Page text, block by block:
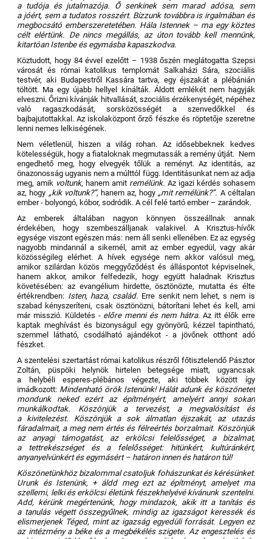
a tudója és jutalmazója. Ő senkinek sem marad adósa, sem
a jóért, sem a tudatos rosszért. Bízzunk továbbra is irgalmában és
megbocsátó emberszeretetében. Hála Istennek – ma egy köztes
célt elértünk. De nincs megállás, az úton tovább kell mennünk,
kitartóan Istenbe és egymásba kapaszkodva.
Köztudott, hogy 84 évvel ezelőtt – 1938 őszén meglátogatta Szepsi
városát és római katolikus templomát Salkaházi Sára, szociális
testvér, aki Budapestről Kassára tartva, egy éjszakát a plébánián
töltött. Ma egy újabb hellyel kínálták. Áldott emlékét nem hagyják
elveszni. Őrizni kívánják hitvallását, szociális érzékenységét, népéhez
való ragaszkodását, sorsközösségét a szenvedőkkel és
bajbajutottakkal. Az iskolaközpont őrző fészke és röptetője szeretne
lenni nemes lelkiségének.
Nem véletlenül, hiszen a világ rohan. Az idősebbeknek kedves
kötelességük, hogy a fiataloknak megmutassák a remény útját. Nem
engedhető meg, hogy elvegyék tőlük a reményt. Az identitás, az
önazonosság ugyanis nem a múlttól függ. Identitásunkat nem az adja
meg, amik voltunk, hanem amit remélünk. Az igazi kérdés sohasem
az, hogy „kik voltunk?”,hanem az, hogy „mit remélünk?”. A céltalan
ember - bolyongó, kóbor, sodródik. A cél felé tartó ember – zarándok.
Az emberek általában nagyon könnyen összeállnak annak
érdekében, hogy szembeszálljanak valakivel. A Krisztus-hívők
egysége viszont egészen más: nem áll senki ellenében. Ez az egység
nagyobb mindannál a sikernél, amit az ember egyedül, vagy akár
közösségileg elérhet. A hívek egysége nem akkor valósul meg,
amikor szilárdan közös meggyőződést és álláspontot képviselnek,
hanem akkor, amikor felfedezik, hogy együtt haladnak Krisztus
követésében: az evangélium hirdette, ösztönözte, mutatta és élte
értékrendben: Isten, haza, család. Erre senkit nem lehet, s nem is
szabad kényszeríteni, csak ösztönözni, bátorítani lehet és kell, ami
már misszió. Küldetés - előre menni és nem hátra. Az itt élők erre
kaptak meghívást és bizonyságul egy gyönyörű, kézzel tapintható,
szemmel látható, csodálható ajándékot - a jövőnek otthont adó
fészket.
A szentelési szertartást római katolikus részről főtisztelendő Pásztor
Zoltán, püspöki helynök hirtelen betegsége miatt, ugyancsak
a helybéli esperes-plébános végezte, aki többek között így
imádkozott: Mindenható örök Istenünk! Hálát adunk és köszönetet
mondunk neked ezért az építményért, amelyért annyi sokan
munkálkodtak. Köszönjük a tervezést, a megvalósítást és
a kivitelezést. Köszönjük a sok álmatlan éjszakát, az utazás
fáradalmait, a meg nem értés és félreértés borzalmait. Köszönjük
az anyagi támogatást, az erkölcsi felelősséget, a bizalmat,
a tettrekészséget és a felelősséget: hitünkért, kultúránkért,
anyanyelvünkért és egymásért – határon innen és határon túl!
Köszönetünkhöz bizalommal csatoljuk fohászunkat és kérésünket:
Urunk és Istenünk, + áldd meg ezt az építményt, amelyet ma
szellemi, lelki és erkölcsi életünk fészekhelyévé kívánunk szentelni.
Add, kérünk megértenünk, hogy mindazok, akik itt a tanítás és
a tanulás végett összegyűlnek, mindig az igazságot keressék és
elismerjenek Téged, mint az igazság egyedüli forrását. Legyen ez
az intézmény a béke és a megbékélés szigete. Az engesztelés és